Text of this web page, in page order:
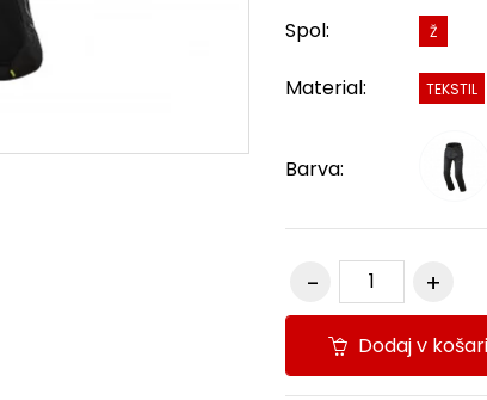
Spol: Ž
Material: TEKSTIL
Barva:
Dodaj v